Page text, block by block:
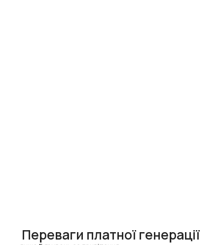
Переваги платної генерації